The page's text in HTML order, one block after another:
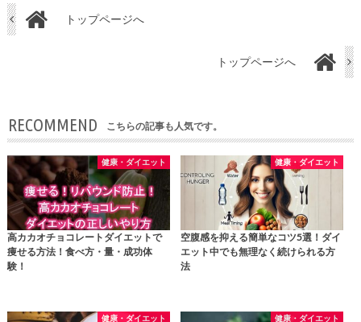
トップページへ
トップページへ
RECOMMEND こちらの記事も人気です。
健康・ダイエット
高カカオチョコレートダイエットで
痩せる方法！食べ方・量・成功体
験！
健康・ダイエット
空腹感を抑える簡単なコツ5選！ダイ
エット中でも無理なく続けられる方
法
健康・ダイエット 健康・ダイエット